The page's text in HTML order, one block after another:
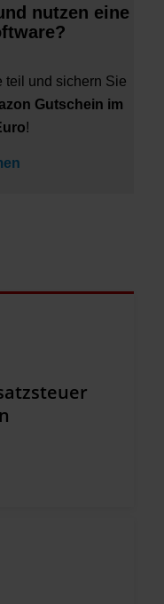
nutzen eine
teil und sichern Sie
Gutschein im
!